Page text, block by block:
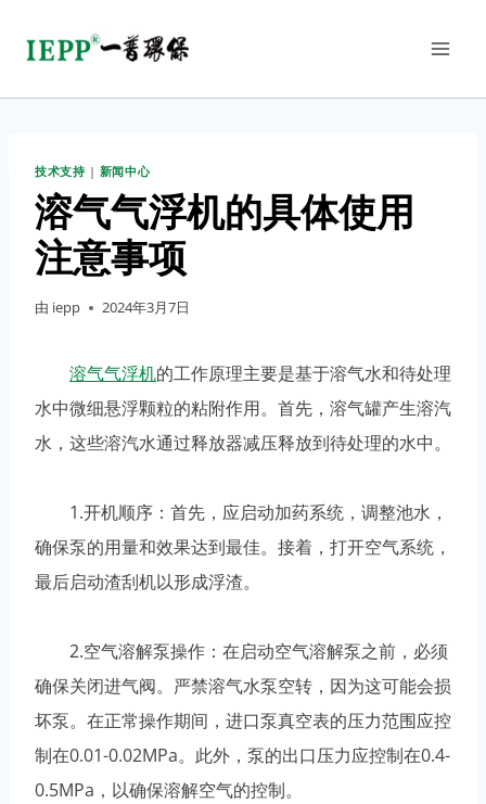
技术支持 | 新闻中心
溶气气浮机的具体使用
注意事项
由 iepp 2024年3月7日
溶气气浮机的工作原理主要是基于溶气水和待处理
水中微细悬浮颗粒的粘附作用。首先，溶气罐产生溶汽
水，这些溶汽水通过释放器减压释放到待处理的水中。
1.开机顺序：首先，应启动加药系统，调整池水，
确保泵的用量和效果达到最佳。接着，打开空气系统，
最后启动渣刮机以形成浮渣。
2.空气溶解泵操作：在启动空气溶解泵之前，必须
确保关闭进气阀。严禁溶气水泵空转，因为这可能会损
坏泵。在正常操作期间，进口泵真空表的压力范围应控
制在0.01-0.02MPa。此外，泵的出口压力应控制在0.4-
0.5MPa，以确保溶解空气的控制。